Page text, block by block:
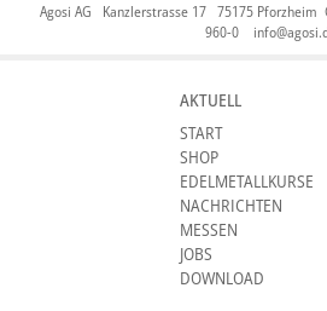
Agosi AG Kanzlerstrasse 17 75175 Pforzheim
960-0
AKTUELL
START
SHOP
EDELMETALLKURSE
NACHRICHTEN
MESSEN
JOBS
DOWNLOAD